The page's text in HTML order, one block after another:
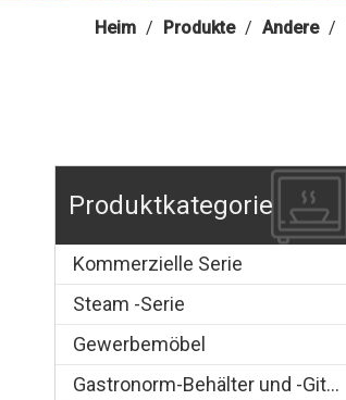
Heim / Produkte / Andere /
Produktkategorie
Kommerzielle Serie
Steam -Serie
Gewerbemöbel
Gastronorm-Behälter und -Gitter